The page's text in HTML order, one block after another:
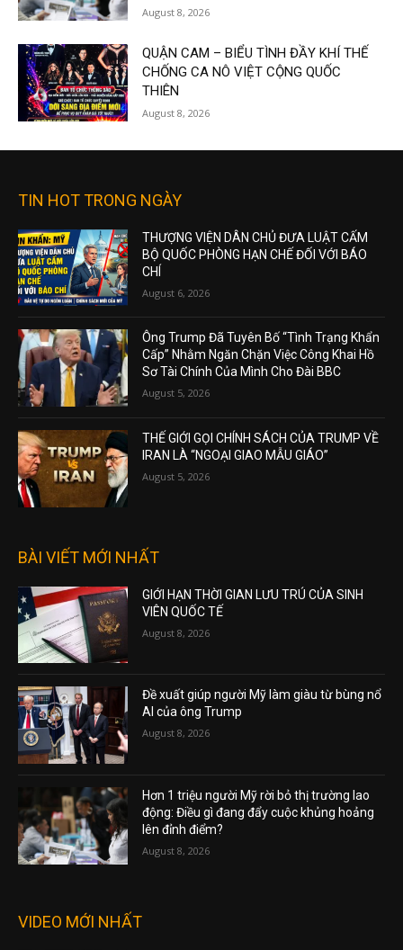
August 8, 2026
QUẬN CAM – BIỂU TÌNH ĐẦY KHÍ THẾ
CHỐNG CA NÔ VIỆT CỘNG QUỐC
THIÊN
August 8, 2026
TIN HOT TRONG NGÀY
THƯỢNG VIỆN DÂN CHỦ ĐƯA LUẬT CẤM
BỘ QUỐC PHÒNG HẠN CHẾ ĐỐI VỚI BÁO
CHÍ
August 6, 2026
Ông Trump Đã Tuyên Bố “Tình Trạng Khẩn
Cấp” Nhằm Ngăn Chặn Việc Công Khai Hồ
Sơ Tài Chính Của Mình Cho Đài BBC
August 5, 2026
THẾ GIỚI GỌI CHÍNH SÁCH CỦA TRUMP VỀ
IRAN LÀ “NGOẠI GIAO MẪU GIÁO”
August 5, 2026
BÀI VIẾT MỚI NHẤT
GIỚI HẠN THỜI GIAN LƯU TRÚ CỦA SINH
VIÊN QUỐC TẾ
August 8, 2026
Đề xuất giúp người Mỹ làm giàu từ bùng nổ
AI của ông Trump
August 8, 2026
Hơn 1 triệu người Mỹ rời bỏ thị trường lao
động: Điều gì đang đẩy cuộc khủng hoảng
lên đỉnh điểm?
August 8, 2026
VIDEO MỚI NHẤT